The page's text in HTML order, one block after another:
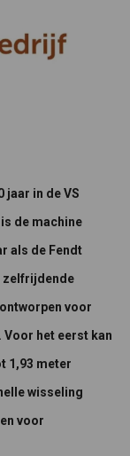
jaar in de VS
de machine
als de Fendt
zelfrijdende
voor
het eerst kan
1,93 meter
wisseling
voor